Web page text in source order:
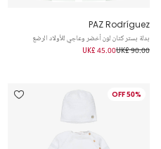
PAZ Rodríguez
بدلة بستر كتان لون أخضر وعاجي للأولاد الرضع
UK£ 90.00
UK£ 45.00
50% OFF